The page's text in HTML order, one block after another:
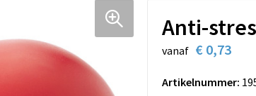
Anti-
vanaf € 0,73
Artikelnummer: